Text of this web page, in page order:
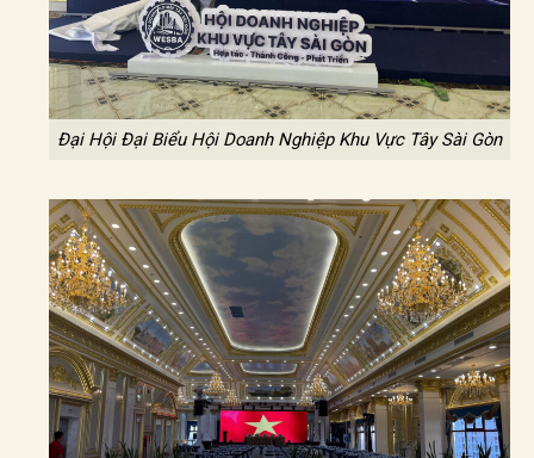
Đại Hội Đại Biểu Hội Doanh Nghiệp Khu Vực Tây Sài Gòn